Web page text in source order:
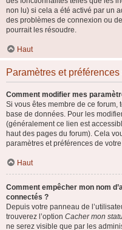
non lu) si cela a été activé par un
des problèmes de connexion ou
pourrait les résoudre.
Haut
Paramètres et préférences
Comment modifier mes
Si vous êtes membre de ce forum,
base de données. Pour les
(généralement ce lien est
haut des pages du forum). Cela
paramètres et préférences de
Haut
Comment empêcher mon nom
connectés ?
Depuis votre panneau de
trouverez l’option Cacher mon
ne serez visible que par les